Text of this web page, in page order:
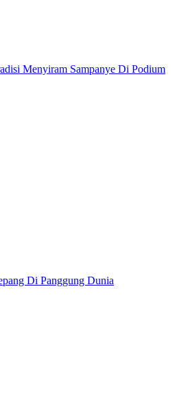
Menyiram Sampanye Di Podium
Di Panggung Dunia